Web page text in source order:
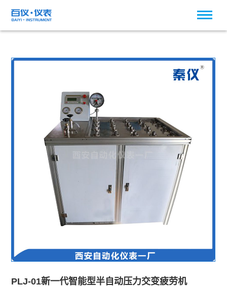
PLJ-01新一代智能型半自动压力交变疲劳机